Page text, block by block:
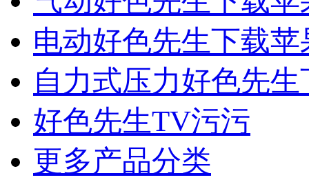
电动好色先生下载
自力式压力好色先
好色先生TV污污
更多产品分类